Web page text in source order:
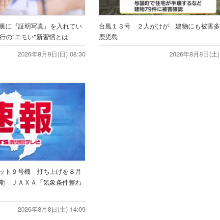
に『証明写真』を入れてい
の"エモい"新習慣とは
2026年8月9日(日) 08:30
台風１３号 ２人がけが 建物にも被
鹿児島
2026年8月8日(土
ト９号機 打ち上げを８月
ＪＡＸＡ「気象条件整わ
2026年8月8日(土) 14:09